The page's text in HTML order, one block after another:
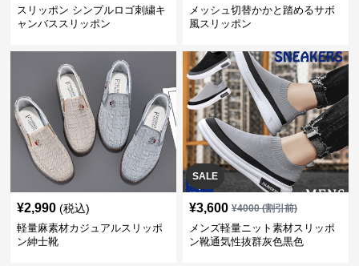
スリッポン シンプルロゴ刺繍キ
ャンバススリッポン
メッシュ切替かかと踏めるサボ
風スリッポン
¥2,990 (税込)
軽量麻素材カジュアルスリッポ
ン紳士靴
SALE
¥3,600 ¥4000(割引前)
メンズ軽量ニット素材スリッポ
ン靴通気性抜群灰色黒色